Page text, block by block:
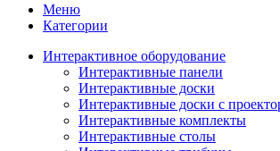
Меню
Категории
Интерактивное оборудование
Интерактивные панели
Интерактивные доски
Интерактивные доски с
Интерактивные комплекты
Интерактивные столы